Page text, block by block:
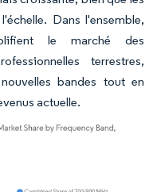
Dans l'ensemble,
le marché des
terrestres,
bandes tout en
actuelle.